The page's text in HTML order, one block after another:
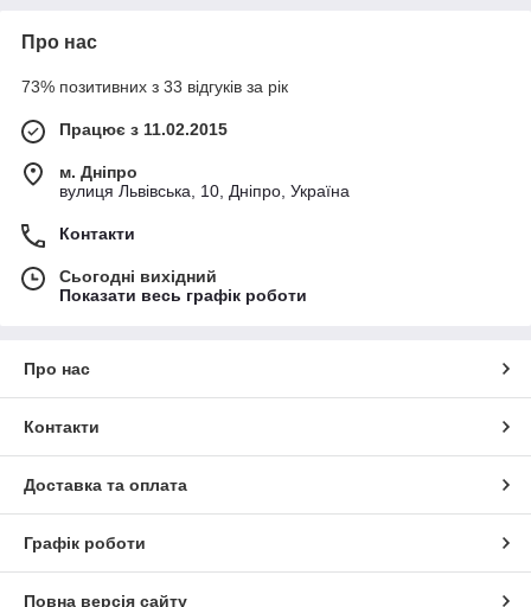
Про нас
73% позитивних з 33 відгуків за рік
Працює з 11.02.2015
м. Дніпро
вулиця Львівська, 10, Дніпро, Україна
Контакти
Сьогодні вихідний
Показати весь графік роботи
Про нас
Контакти
Доставка та оплата
Графік роботи
Повна версія сайту